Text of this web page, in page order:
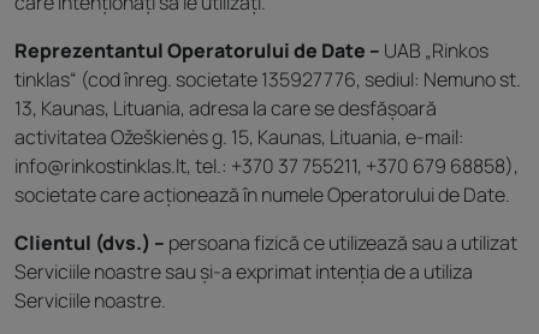
Reprezentantul Operatorului de Date – UAB „Rinkos
tinklas“ (cod înreg. societate 135927776, sediul: Nemuno st.
13, Kaunas, Lituania, adresa la care se desfășoară
activitatea Ožeškienės g. 15, Kaunas, Lituania, e-mail:
info@rinkostinklas.lt, tel.: +370 37 755211, +370 679 68858),
societate care acționează în numele Operatorului de Date.
Clientul (dvs.) – persoana fizică ce utilizează sau a utilizat
Serviciile noastre sau și-a exprimat intenția de a utiliza
Serviciile noastre.